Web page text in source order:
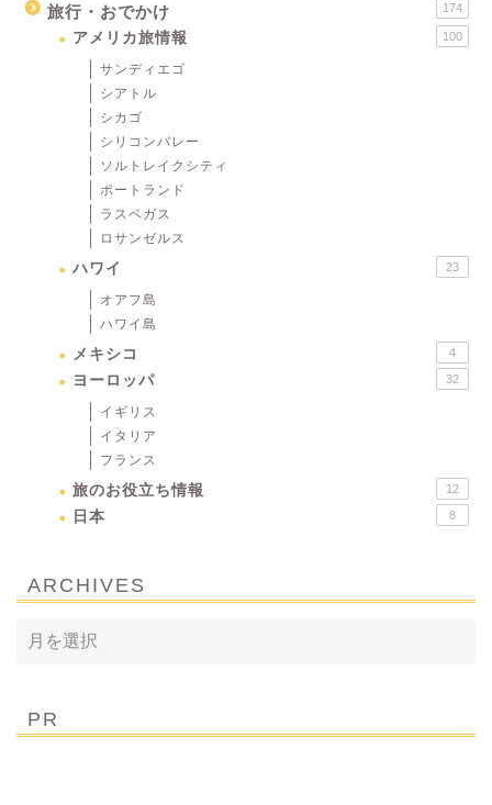
旅行・おでかけ 174
アメリカ旅情報 100
サンディエゴ
シアトル
シカゴ
シリコンバレー
ソルトレイクシティ
ポートランド
ラスベガス
ロサンゼルス
ハワイ 23
オアフ島
ハワイ島
メキシコ 4
ヨーロッパ 32
イギリス
イタリア
フランス
旅のお役立ち情報 12
日本 8
ARCHIVES
PR